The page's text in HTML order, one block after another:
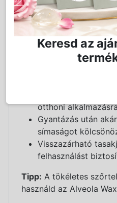
Colophonium-
a bőrt
Ideális az érzékeny
Hatékonyan
gyengébb női
Használatához
Kozmetikai
otthoni
Gyantázás után
símaságot
Visszazárható
felhasználást
Tipp: A tökéletes
használd az Alveola
Keresd az